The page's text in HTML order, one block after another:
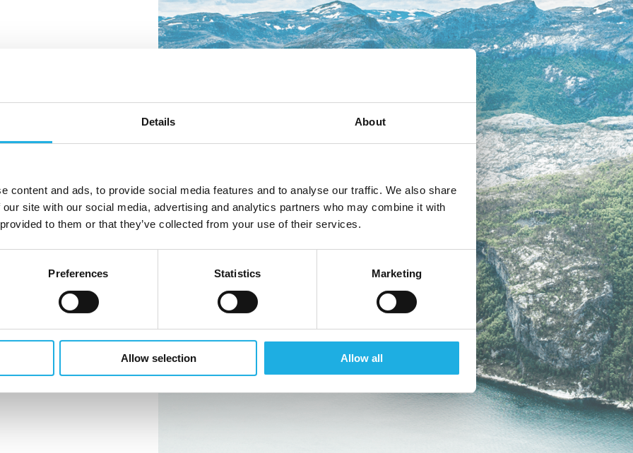
Details About
content and ads, to provide social media features and to analyse our traffic. We also share
site with our social media, advertising and analytics partners who may combine it with
to them or that they’ve collected from your use of their services.
Preferences Statistics Marketing
Allow selection Allow all
i
og tillit.
utvikling
skaper vi
og